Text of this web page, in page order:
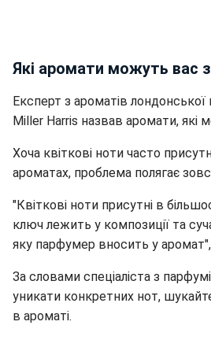
Які аромати можуть вас
Експерт з ароматів лондонської
Miller Harris назвав аромати, які
Хоча квіткові ноти часто
ароматах, проблема полягає
"Квіткові ноти присутні в
ключ лежить у композиції та
яку парфумер вносить у
За словами спеціаліста з
уникати конкретних нот,
в ароматі.